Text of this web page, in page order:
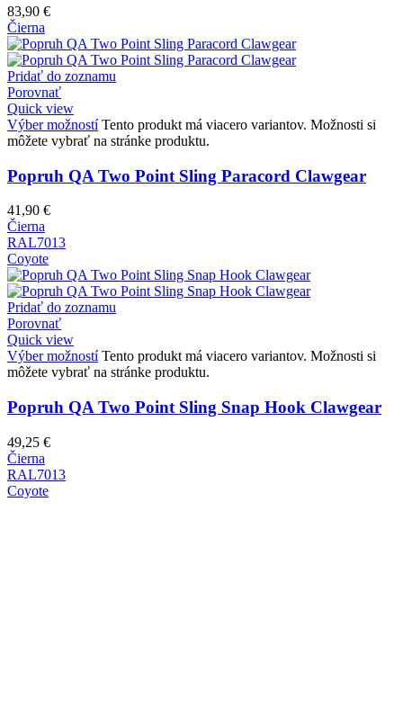
83,90 €
Čierna
Pridať do zoznamu
Porovnať
Quick view
Výber možností Tento produkt má viacero variantov. Možnosti si
môžete vybrať na stránke produktu.
Popruh QA Two Point Sling Paracord Clawgear
41,90 €
Čierna
RAL7013
Coyote
Pridať do zoznamu
Porovnať
Quick view
Výber možností Tento produkt má viacero variantov. Možnosti si
môžete vybrať na stránke produktu.
Popruh QA Two Point Sling Snap Hook Clawgear
49,25 €
Čierna
RAL7013
Coyote